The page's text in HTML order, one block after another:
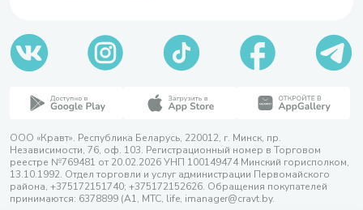
ООО «Кравт». Республика Беларусь, 220012, г. Минск, пр.
Независимости, 76, оф. 103. Регистрационный номер в Торговом
реестре №769481 от 20.02.2026 УНП 100149474 Минский горисполком,
13.10.1992. Отдел торговли и услуг администрации Первомайского
района, +375172151740; +375172152626. Обращения покупателей
принимаются: 6378899 (А1, МТС, life, imanager@cravt.by.